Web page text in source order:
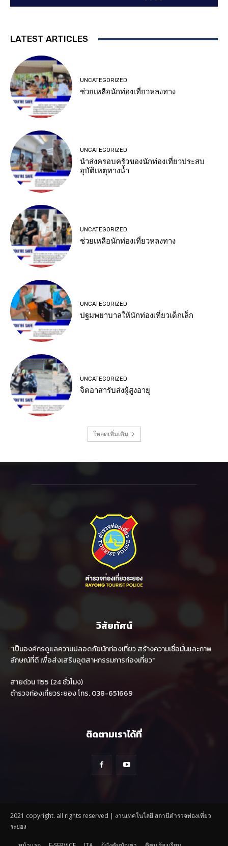
LATEST ARTICLES
UNCATEGORIZED
ช่วยเหลือนักท่องเที่ยวหลงทาง
UNCATEGORIZED
นำส่งครอบครัวของนักท่องเที่ยวประสบ
อุบัติเหตุทางน้ำ
UNCATEGORIZED
ช่วยเหลือนักท่องเที่ยวหลงทาง
UNCATEGORIZED
ปฐมพยาบาลให้นักท่องเที่ยวเด็กเล็ก
UNCATEGORIZED
จิตอาสารับส่งผู้สูงอายุ
โหลดเพิ่มเติม
วิสัยทัศน์
"เป็นองค์กรดูแลความปลอดภัยนักท่องเที่ยว สร้างความเชื่อมั่นและภาพ
ลักษณ์ที่ดี เพื่อส่งเสริมอุตสาหกรรมการท่องเที่ยว"
สายด่วน 1155 (24 ชั่วโมง)
ตำรวจท่องเที่ยวระยอง โทร. 038-651669
ติดตามเราได้ที่
2021 copyright. all rights reserved | งานเทคโนโลยี สถานีตำรวจท่องเที่ยว
ระยอง